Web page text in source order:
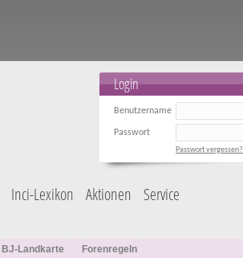
Login
Benutzername
Passwort
Passwort vergessen?
Inci-Lexikon Aktionen Service
BJ-Landkarte Forenregeln